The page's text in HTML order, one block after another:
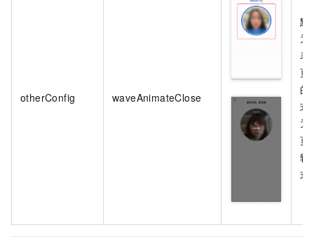
otherConfig waveAnimateClose
默
为
表
页
的
式
为
页
转
式